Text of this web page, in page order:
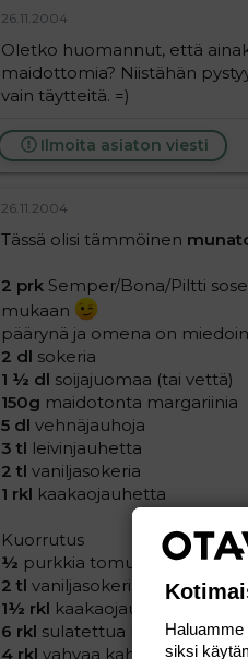
26.11.2004
Oletko huomannut, että
maidottomia? Niistähän
vain täytteitä. =)
Ilmoita asiaton viesti
26.11.2004
Tässä olisi tämmöinen
2 prk Semper/Bona/Piltti
mukaan
päärynä ja omena on
2 dl sokeria
1 ½ dl soijajuomaa (tai vettä)
150g maidotonta margariinia
5 dl vehnäjauhoja
3 tl leivinjauhetta
2 tl vaniljasokeria
1 rkl kaakaojauhetta
Kuorrutus
½ purkkia tomusokeria (250g)
2 tl vaniljasokeria
1½ rkl kaakaojauhetta
6 rkl sulatettua maidotonta
4 rkl vahvaa kahvia
Haluamme
siksi